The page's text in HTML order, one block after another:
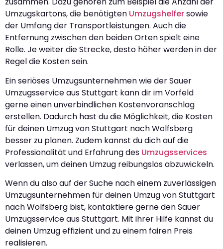
Umzugskartons, die benötigten Umzugshelfersowie
der Umfang der Transportleistungen. Auch die
Entfernung zwischen den beiden Orten spielt eine
Rolle. Je weiter die Strecke, desto höher werden in der
Regel die Kosten sein.
Ein seriöses Umzugsunternehmen wie der Sauer
Umzugsservice aus Stuttgart kann dir im Vorfeld
gerne einen unverbindlichen Kostenvoranschlag
erstellen. Dadurch hast du die Möglichkeit, die Kosten
für deinen Umzug von Stuttgart nach Wolfsberg
besser zu planen. Zudem kannst du dich auf die
Professionalität und Erfahrung des Umzugsservices
verlassen, um deinen Umzug reibungslos abzuwickeln.
Wenn du also auf der Suche nach einem zuverlässigen
Umzugsunternehmen für deinen Umzug von Stuttgart
nach Wolfsberg bist, kontaktiere gerne den Sauer
Umzugsservice aus Stuttgart. Mit ihrer Hilfe kannst du
deinen Umzug effizient und zu einem fairen Preis
realisieren.